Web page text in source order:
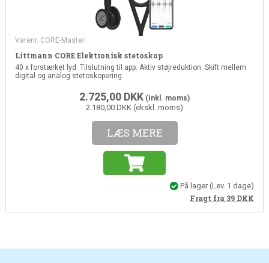
Varenr. CORE-Master
Littmann CORE Elektronisk stetoskop
40 x forstærket lyd. Tilslutning til app. Aktiv støjreduktion. Skift mellem
digital og analog stetoskopering.
2.725,00 DKK (Inkl. moms)
2.180,00 DKK (ekskl. moms)
LÆS MERE
På lager(Lev. 1 dage)
Fragt fra 39 DKK